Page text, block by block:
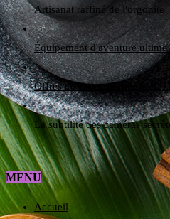
Artisanat raffiné de l'orgonite
Équipement d'aventure
Offres de cadeaux futuristes -
La subtilité des caméras
MENU
Accueil